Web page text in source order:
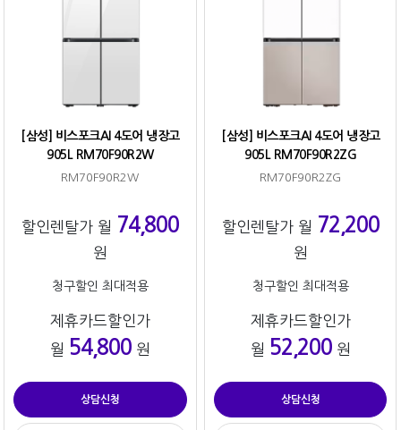
[삼성] 비스포크AI 4도어 냉장고
905L RM70F90R2W
RM70F90R2W
할인렌탈가 월 74,800
원
청구할인 최대적용
제휴카드할인가
월 54,800원
상담신청
[삼성] 비스포크AI 4도어 냉장고
905L RM70F90R2ZG
RM70F90R2ZG
할인렌탈가 월 72,200
원
청구할인 최대적용
제휴카드할인가
월 52,200원
상담신청